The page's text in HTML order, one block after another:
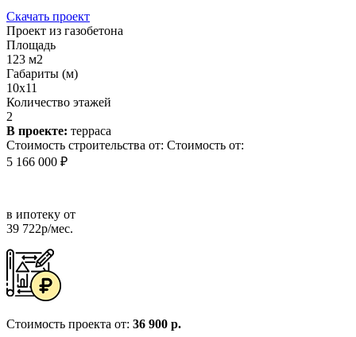
Скачать проект
Проект из газобетона
Площадь
123 м2
Габариты (м)
10х11
Количество этажей
2
В проекте: терраса
Стоимость строительства от: Стоимость от:
5 166 000 ₽
в ипотеку от
39 722р/мес.
Стоимость проекта от: 36 900 р.